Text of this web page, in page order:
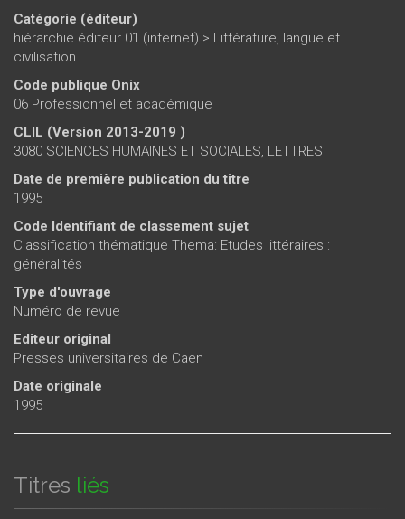
Catégorie (éditeur)
hiérarchie éditeur 01 (internet) > Littérature, langue et
civilisation
Code publique Onix
06 Professionnel et académique
CLIL (Version 2013-2019 )
3080 SCIENCES HUMAINES ET SOCIALES, LETTRES
Date de première publication du titre
1995
Code Identifiant de classement sujet
Classification thématique Thema: Etudes littéraires :
généralités
Type d'ouvrage
Numéro de revue
Editeur original
Presses universitaires de Caen
Date originale
1995
Titres liés